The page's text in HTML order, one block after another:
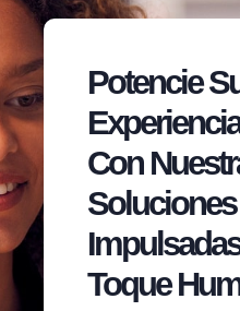
Potencie
Con
Toque